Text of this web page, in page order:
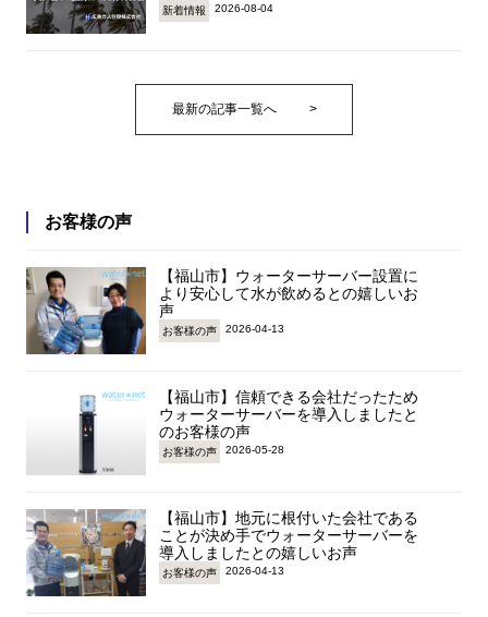
新着情報 2026-08-04
最新の記事一覧へ >
お客様の声
【福山市】ウォーターサーバー設置に
より安心して水が飲めるとの嬉しいお
声
お客様の声 2026-04-13
【福山市】信頼できる会社だったため
ウォーターサーバーを導入しましたと
のお客様の声
お客様の声 2026-05-28
【福山市】地元に根付いた会社である
ことが決め手でウォーターサーバーを
導入しましたとの嬉しいお声
お客様の声 2026-04-13